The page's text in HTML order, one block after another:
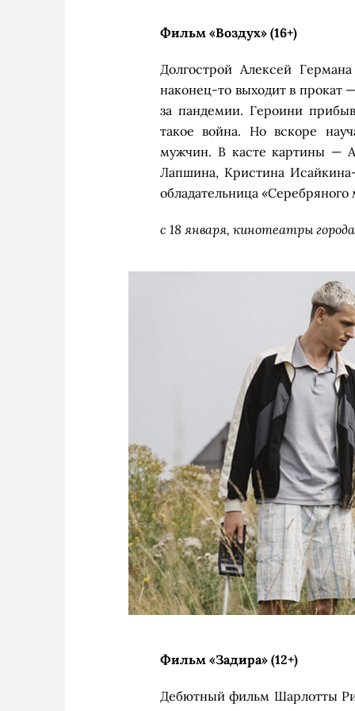
Фильм «Воздух» (16+)
Долгострой Алексей
наконец-то выходит в прокат
за пандемии. Героини
такое война. Но вскоре
мужчин. В касте картины —
Лапшина, Кристина
обладательница
с 18 января, кинотеатры города
Фильм «Задира» (12+)
Дебютный фильм Шарлотты